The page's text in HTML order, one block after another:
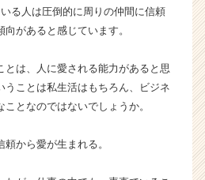
る人は圧倒的に周りの仲間に信頼
があると感じています。
とは、人に愛される能力があると思
うことは私生活はもちろん、ビジネ
となのではないでしょうか。
から愛が生まれる。